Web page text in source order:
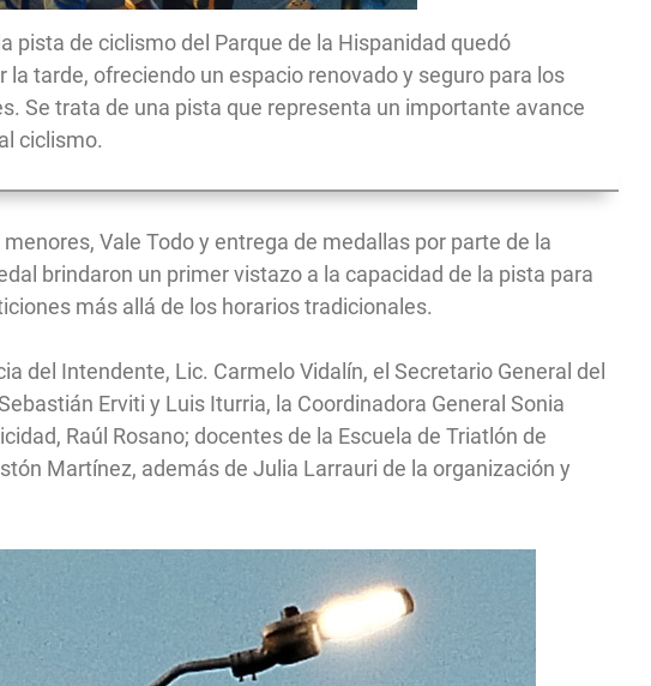
pista de ciclismo del Parque de la Hispanidad quedó
la tarde, ofreciendo un espacio renovado y seguro para los
Se trata de una pista que representa un importante avance
ciclismo.
Vale Todo y entrega de medallas por parte de la
brindaron un primer vistazo a la capacidad de la pista para
más allá de los horarios tradicionales.
del Intendente, Lic. Carmelo Vidalín, el Secretario General del
Erviti y Luis Iturria, la Coordinadora General Sonia
Raúl Rosano; docentes de la Escuela de Triatlón de
Martínez, además de Julia Larrauri de la organización y